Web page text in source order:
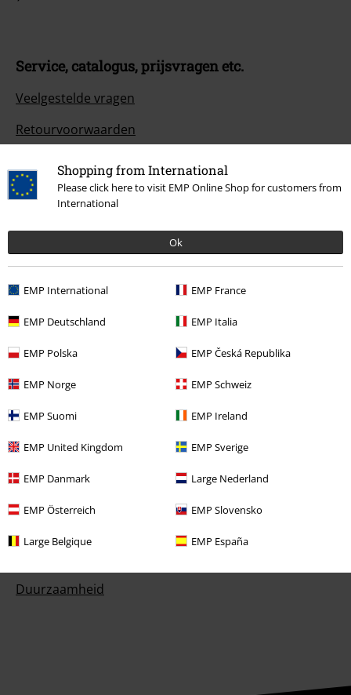
Shopping from International
Please click here to visit EMP Online Shop for customers from
International
Ok
EMP International EMP France
EMP Deutschland EMP Italia
EMP Polska EMP Česká Republika
EMP Norge EMP Schweiz
EMP Suomi EMP Ireland
EMP United Kingdom EMP Sverige
EMP Danmark Large Nederland
EMP Österreich EMP Slovensko
Large Belgique EMP España
Service, catalogus, prijsvragen etc.
Veelgestelde vragen
Retourvoorwaarden
Retourneer item
Algemene maat info
Betaalmethodes
Overige acties
Prijsvragen
Large Cadeaubonnen
ISIC Studentenkorting
EMP Backstage Club
Duurzaamheid